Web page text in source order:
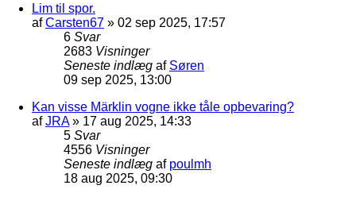
Lim til spor.
afCarsten67 » 02 sep 2025, 17:57
6 Svar
2683 Visninger
Seneste indlæg af Søren
09 sep 2025, 13:00
Kan visse Märklin vogne ikke tåle opbevaring?
afJRA» 17 aug 2025, 14:33
5 Svar
4556 Visninger
Seneste indlæg af poulmh
18 aug 2025, 09:30